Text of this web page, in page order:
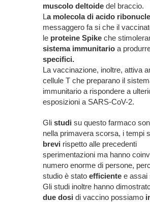
muscolo deltoide del braccio.
La molecola di acido
messaggero fa si che il
le proteine Spike che
sistema immunitario a
specifici.
La vaccinazione, inoltre, attiva
cellule T che preparano il
immunitario a rispondere a
esposizioni a SARS-CoV-2.
Gli studi su questo farmaco
nella primavera scorsa, i tempi
brevi rispetto alle precedenti
sperimentazioni ma hanno
numero enorme di persone,
studio è stato efficiente e assai
Gli studi inoltre hanno
due dosi di vaccino possiamo